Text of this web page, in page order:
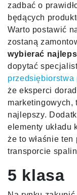
zadbać o
będących
Warto postawić
zostaną
wybierać
dopytać
przedsiębiorstwa
że eksperci
marketingowych,
najlepszy.
elementy układu
że to właśnie
transporcie
5 klasa